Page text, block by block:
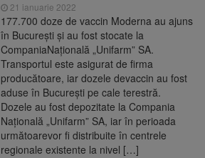
21 ianuarie 2022
177.700 doze de vaccin Moderna au ajuns
în București și au fost stocate la
CompaniaNațională „Unifarm” SA.
Transportul este asigurat de firma
producătoare, iar dozele devaccin au fost
aduse în București pe cale terestră.
Dozele au fost depozitate la Compania
Națională „Unifarm” SA, iar în perioada
următoarevor fi distribuite în centrele
regionale existente la nivel […]